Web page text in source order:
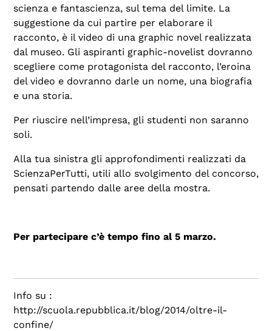
scienza e fantascienza, sul tema del limite. La
suggestione da cui partire per elaborare il
racconto, è il video di una graphic novel realizzata
dal museo. Gli aspiranti graphic-novelist dovranno
scegliere come protagonista del racconto, l’eroina
del video e dovranno darle un nome, una biografia
e una storia.
Per riuscire nell’impresa, gli studenti non saranno
soli.
Alla tua sinistra gli approfondimenti realizzati da
ScienzaPerTutti, utili allo svolgimento del concorso,
pensati partendo dalle aree della mostra.
Per partecipare c’è tempo fino al 5 marzo.
Info su :
http://scuola.repubblica.it/blog/2014/oltre-il-
confine/